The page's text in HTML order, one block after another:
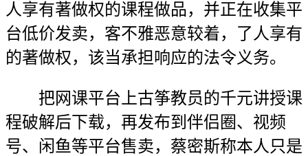
人享有著做权的课程做品，并正在收集平
台低价发卖，客不雅恶意较着，了人享有
的著做权，该当承担响应的法令义务。
把网课平台上古筝教员的千元讲授课
程破解后下载，再发布到伴侣圈、视频
号、闲鱼等平台售卖，蔡密斯称本人只是